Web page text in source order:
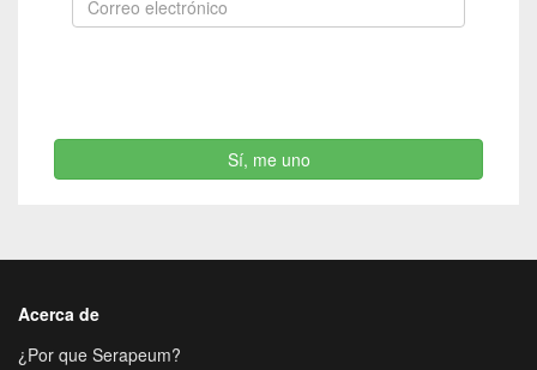
Sí, me uno
Acerca de
¿Por que Serapeum?